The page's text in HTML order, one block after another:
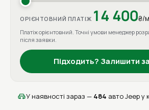
ОРІЄНТОВНИЙ ПЛАТІЖ 14 400₴/
Платіж орієнтовний. Точні умови менеджер
після заявки.
Підходить? Залишити
У наявності зараз — 484 авто Jeep у